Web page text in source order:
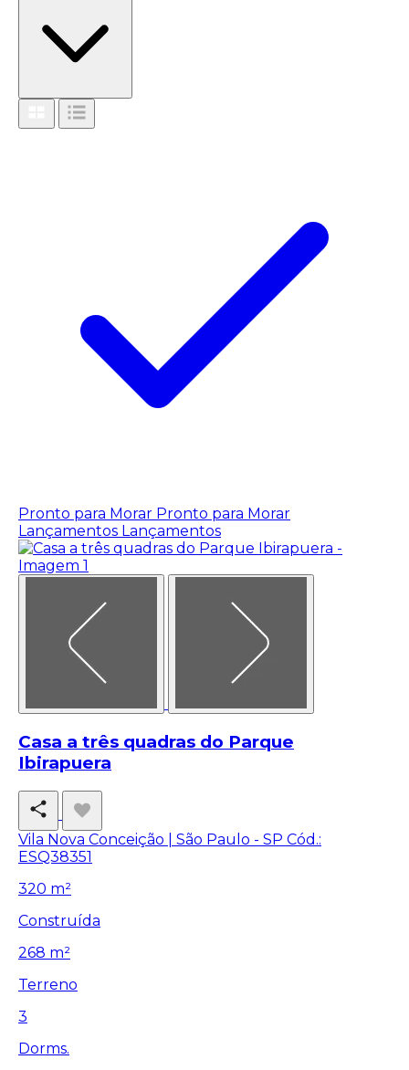
Pronto para Morar Pronto para Morar
Lançamentos Lançamentos
Casa a três quadras do Parque
Ibirapuera
Vila Nova Conceição | São Paulo - SP Cód.:
ESQ38351
320 m²
Construída
268 m²
Terreno
3
Dorms.